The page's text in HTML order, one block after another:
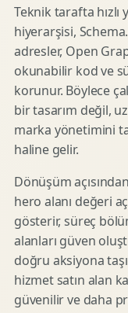
Teknik tarafta hızlı
hiyerarşisi,
adresler, Open
okunabilir kod ve
korunur. Böylece
bir tasarım değil,
marka yönetimini
haline gelir.
Dönüşüm
hero alanı değeri
gösterir, süreç
alanları güven
doğru aksiyona
hizmet satın alan
güvenilir ve daha